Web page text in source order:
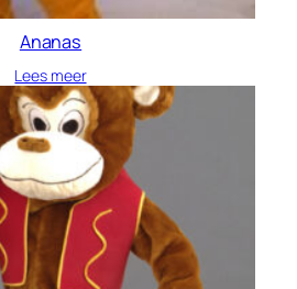
Ananas
Lees meer